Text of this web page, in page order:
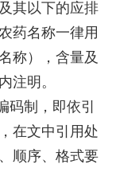
其以下的应排
药名称一律用
称），含量及
注明。
码制，即依引
在文中引用处
顺序、格式要